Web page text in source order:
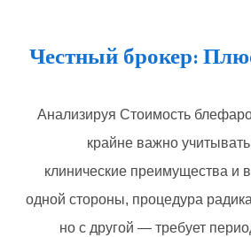
Честный брокер:
Анализируя Стоимость
крайне важно
клинические преимущества
одной стороны, процедура
но с другой — требует